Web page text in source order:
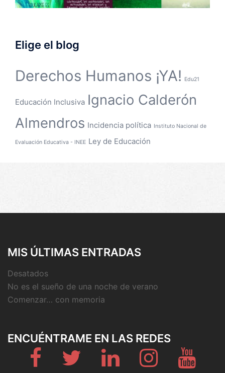
Elige el blog
Derechos Humanos ¡YA! Edu21
Educación Inclusiva Ignacio Calderón
Almendros Incidencia política Instituto Nacional de
Evaluación Educativa - INEE Ley de Educación
MIS ÚLTIMAS ENTRADAS
Desatados
No es el sueño de una noche de verano
Comenzar… con memoria
ENCUÉNTRAME EN LAS REDES
Fb Twitter Linkedin Instagram